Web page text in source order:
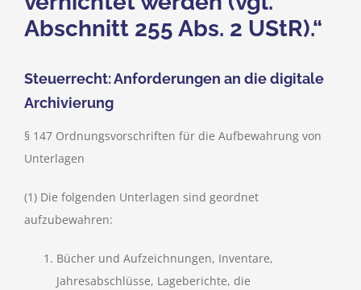
Abschnitt 255 Abs. 2 UStR).“
Steuerrecht: Anforderungen an die digitale
Archivierung
§ 147 Ordnungsvorschriften für die Aufbewahrung von
Unterlagen
(1) Die folgenden Unterlagen sind geordnet
aufzubewahren:
Bücher und Aufzeichnungen, Inventare,
Jahresabschlüsse, Lageberichte, die